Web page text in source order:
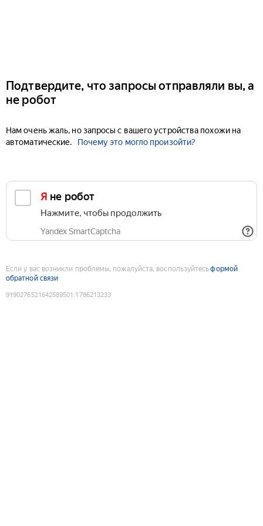
Подтвердите, что запросы отправляли вы, а
не робот
Нам очень жаль, но запросы с вашего устройства похожи на
автоматические.
Почему это могло произойти?
Я не робот
Нажмите, чтобы продолжить
Yandex SmartCaptcha
Если у вас возникли проблемы, пожалуйста, воспользуйтесьформой
обратной связи
9190276521642589501 :1786213233